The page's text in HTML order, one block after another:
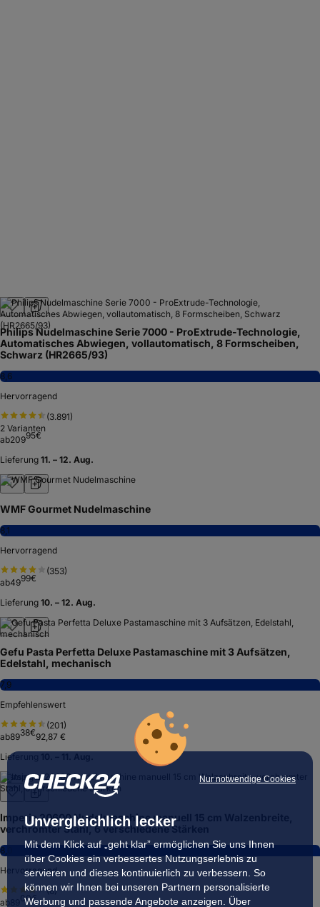
Nur notwendige Cookies
Unvergleichlich lecker
Mit dem Klick auf „geht klar” ermöglichen Sie uns Ihnen
über Cookies ein verbessertes Nutzungserlebnis zu
servieren und dieses kontinuierlich zu verbessern. So
können wir Ihnen bei unseren Partnern personalisierte
Werbung und passende Angebote anzeigen. Über
Philips Nudelmaschine Serie 7000 - ProExtrude-Technologie,
Automatisches Abwiegen, vollautomatisch, 8 Formscheiben,
Schwarz (HR2665/93)
8,6
Hervorragend
3.891)
ab20995€
Lieferung 11. – 12. Aug.
WMF Gourmet Nudelmaschine
8,1
Hervorragend
ab
99 €
Lieferung 10. – 12. Aug.
Gefu Pasta Perfetta Deluxe Pastamaschine mit 3 Aufsätzen,